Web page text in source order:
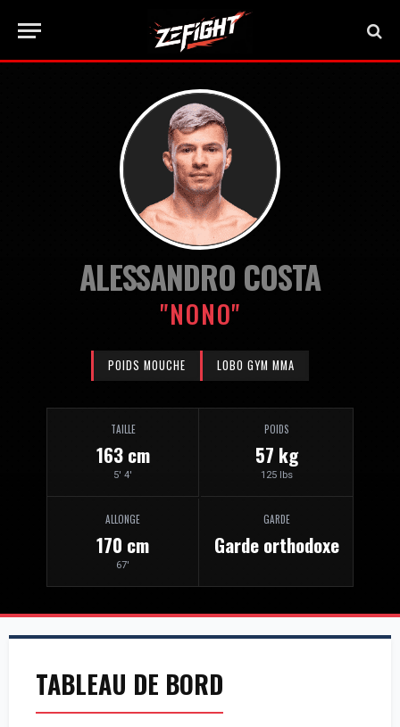
ALESSANDRO COSTA
"NONO"
POIDS MOUCHE LOBO GYM MMA
TAILLE
163 cm
5' 4'
POIDS
57 kg
125 lbs
ALLONGE
170 cm
67'
GARDE
Garde orthodoxe
TABLEAU DE BORD